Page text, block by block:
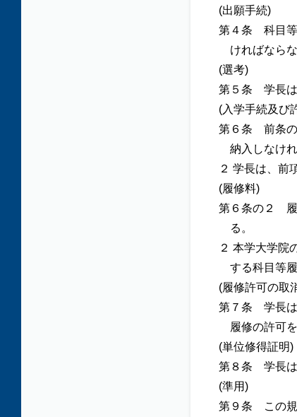
(出願手続)
第４条 科目等
ければならな
(選考)
第５条 学長は
(入学手続及び
第６条 前条の
納入しなけ
２ 学長は、前
(履修料)
第６条の２ 履
る。
２ 本学大学院
する科目等
(履修許可の取
第７条 学長は
履修の許可
(単位修得証明)
第８条 学長は
(準用)
第９条 この規